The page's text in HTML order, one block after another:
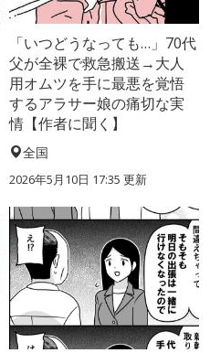
「いつどうなっても…」70代
父が全裸で救急搬送→大人
用オムツを手に最悪を覚悟
するアラサー娘の痛切な実
情【作者に聞く】
全国
2026年5月10日 17:35 更新